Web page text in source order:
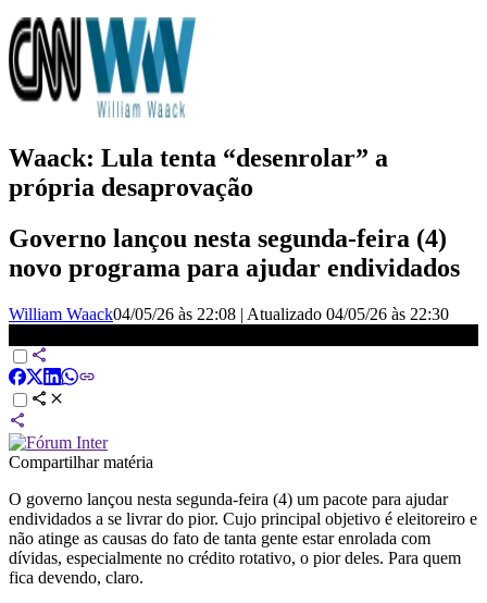
Waack: Lula tenta “desenrolar” a
própria desaprovação
Governo lançou nesta segunda-feira (4)
novo programa para ajudar endividados
William Waack04/05/26 às 22:08 | Atualizado 04/05/26 às 22:30
Compartilhar matéria
O governo lançou nesta segunda-feira (4) um pacote para ajudar
endividados a se livrar do pior. Cujo principal objetivo é eleitoreiro e
não atinge as causas do fato de tanta gente estar enrolada com
dívidas, especialmente no crédito rotativo, o pior deles. Para quem
fica devendo, claro.